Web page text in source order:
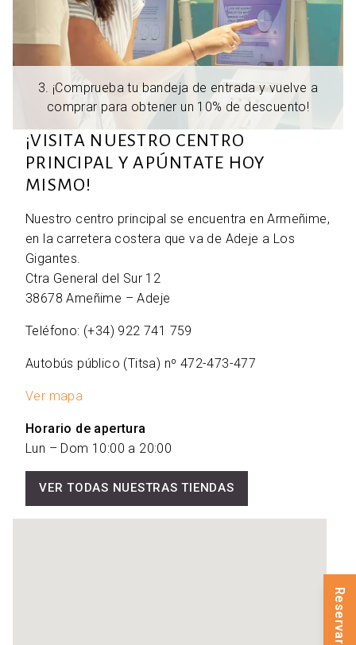
3. ¡Comprueba tu bandeja de entrada y vuelve a
comprar para obtener un 10% de descuento!
¡VISITA NUESTRO CENTRO
PRINCIPAL Y APÚNTATE HOY
MISMO!
Nuestro centro principal se encuentra en Armeñime,
en la carretera costera que va de Adeje a Los
Gigantes.
Ctra General del Sur 12
38678 Ameñime – Adeje
Teléfono: (+34) 922 741 759
Autobús público (Titsa) nº 472-473-477
Ver mapa
Horario de apertura
Lun – Dom 10:00 a 20:00
VER TODAS NUESTRAS TIENDAS
Reservar